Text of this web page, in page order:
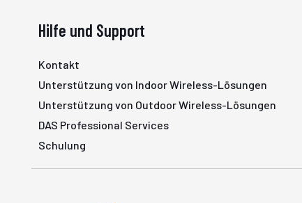
Hilfe und Support
Kontakt
Unterstützung von Indoor Wireless-Lösungen
Unterstützung von Outdoor Wireless-Lösungen
DAS Professional Services
Schulung